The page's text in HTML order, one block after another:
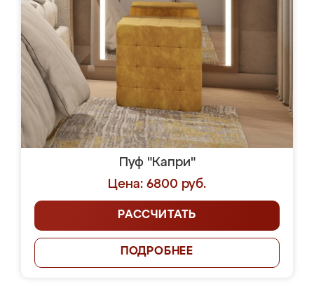
Пуф "Капри"
Цена: 6800 руб.
РАССЧИТАТЬ
ПОДРОБНЕЕ